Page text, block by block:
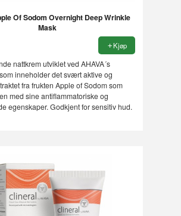
Of Sodom Overnight Deep Wrinkle
Mask
Kjøp
nattkrem utviklet ved AHAVA´s
inneholder det svært aktive og
fra frukten Apple of Sodom som
med sine antiflammatoriske og
egenskaper. Godkjent for sensitiv hud.